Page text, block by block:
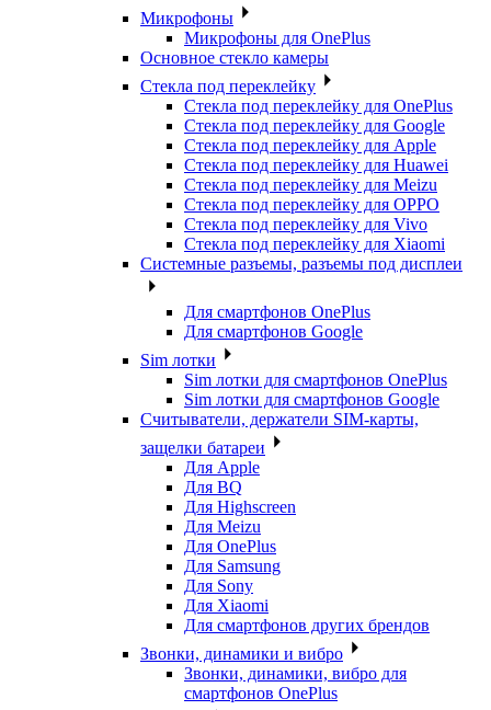
Микрофоны
Микрофоны для OnePlus
Основное стекло камеры
Стекла под переклейку
Стекла под переклейку для OnePlus
Стекла под переклейку для Google
Стекла под переклейку для Apple
Стекла под переклейку для Huawei
Стекла под переклейку для Meizu
Стекла под переклейку для OPPO
Стекла под переклейку для Vivo
Стекла под переклейку для Xiaomi
Системные разъемы, разъемы под дисплеи
Для смартфонов OnePlus
Для смартфонов Google
Sim лотки
Sim лотки для смартфонов OnePlus
Sim лотки для смартфонов Google
Считыватели, держатели SIM-карты,
защелки батареи
Для Apple
Для BQ
Для Highscreen
Для Meizu
Для OnePlus
Для Samsung
Для Sony
Для Xiaomi
Для смартфонов других брендов
Звонки, динамики и вибро
Звонки, динамики, вибро для
смартфонов OnePlus